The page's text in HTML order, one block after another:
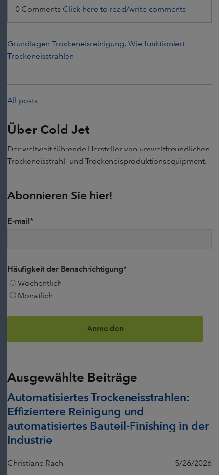
0 Comments Click here to read/write comments
Grundlagen Trockeneisreinigung, Wie funktioniert
Trockeneisstrahlen
All posts
Über Cold Jet
Der weltweit führende Hersteller von umweltfreundlichen
Trockeneisstrahl- und Trockeneisproduktionsequipment.
Abonnieren Sie hier!
E-mail*
Häufigkeit der Benachrichtigung*
Wöchentlich
Monatlich
Ausgewählte Beiträge
Automatisiertes Trockeneisstrahlen:
Effizientere Reinigung und
automatisiertes Bauteil-Finishing in der
Industrie
Christiane Rach 5/26/2026